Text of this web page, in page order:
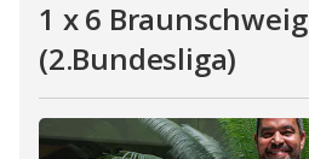
1 x 6 Braunschweig
(2.Bundesliga)